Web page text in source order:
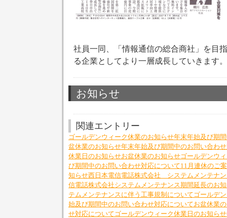
社員一同、「情報通信の総合商社」を目
る企業としてより一層成長していきます。
お知らせ
関連エントリー
ゴールデンウィーク休業のお知らせ年末年始及び期
盆休業のお知らせ年末年始及び期間中のお問い合わ
休業日のお知らせお盆休業のお知らせゴールデンウ
び期間中のお問い合わせ対応について11月連休のご
知らせ西日本電信電話株式会社 システムメンテナ
信電話株式会社システムメンテナンス期間延長のお
テムメンテナンスに伴う工事規制について ゴールデ
始及び期間中のお問い合わせ対応についてお盆休業
せ対応について ゴールデンウィーク休業日のお知らせ